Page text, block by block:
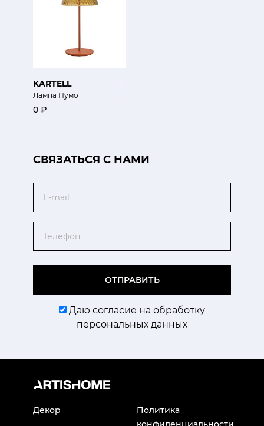
KARTELL
Лампа Пумо
0 ₽
CВЯЗАТЬСЯ С НАМИ
ОТПРАВИТЬ
Даю согласие на обработку
персональных данных
Декор
Политика